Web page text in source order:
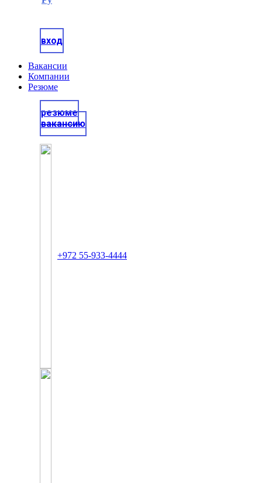
вход
Вакансии
Компании
Резюме
резюме
вакансию
+972 55-933-4444